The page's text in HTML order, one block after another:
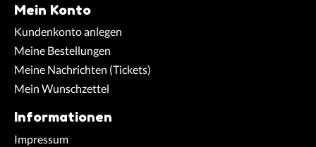
Mein Konto
Kundenkonto anlegen
Meine Bestellungen
Meine Nachrichten (Tickets)
Mein Wunschzettel
Informationen
Impressum